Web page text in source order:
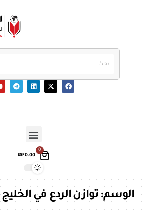
0
EGP0.00
الوسم:توازن الردع في الخليج